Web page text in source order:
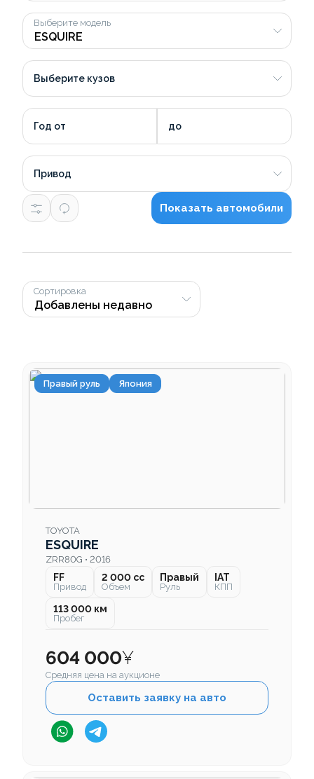
Выберите модель
Выберите кузов
Год от до
Привод
Показать автомобили
Сортировка
Правый руль Япония
TOYOTA
ESQUIRE
ZRR80G • 2016
FF
Привод
2 000 cc
Объем
Правый
Руль
IAT
КПП
113 000 км
Пробег
604 000¥
Средняя цена на аукционе
Оставить заявку на авто